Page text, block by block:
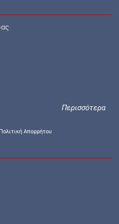
Περισσότερα
Πολιτική Απορρήτου